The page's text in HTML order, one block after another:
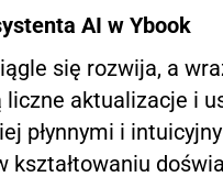
AI w Ybook
się rozwija, a
liczne aktualizacje i
płynnymi i
kształtowaniu